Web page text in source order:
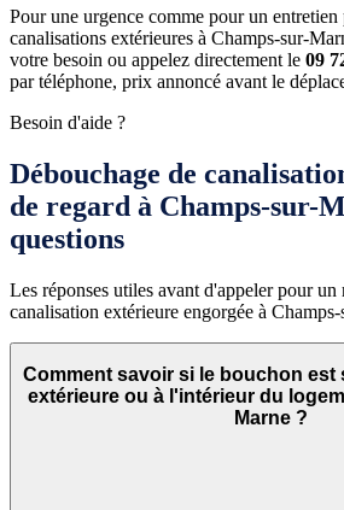
Pour une urgence comme pour un
canalisations extérieures à Champs-sur-
votre besoin ou appelez directement le 09
par téléphone, prix annoncé avant le
Besoin d'aide ?
Débouchage de
de regard à Champs-sur-
questions
Les réponses utiles avant d'appeler pour
canalisation extérieure engorgée à
Comment savoir si le bouchon est
extérieure ou à l'intérieur du
Marne ?